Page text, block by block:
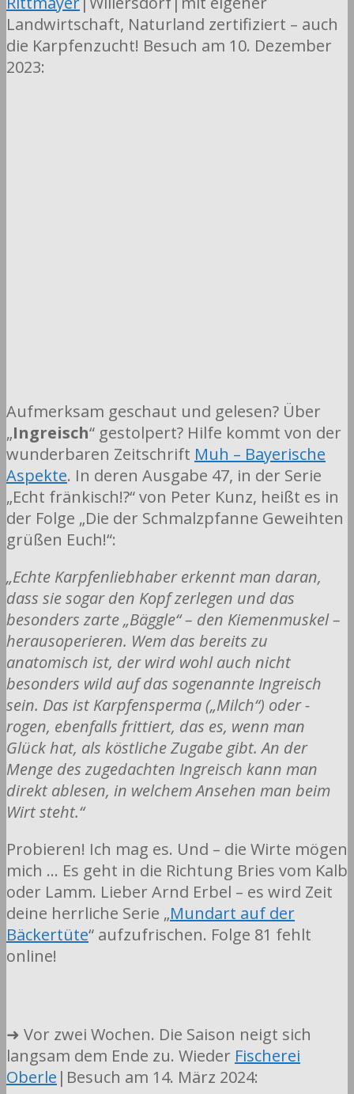
Landwirtschaft, Naturland zertifiziert – auch
die Karpfenzucht! Besuch am 10. Dezember
2023:
Aufmerksam geschaut und gelesen? Über
„Ingreisch“ gestolpert? Hilfe kommt von der
wunderbaren Zeitschrift Muh – Bayerische
Aspekte. In deren Ausgabe 47, in der Serie
„Echt fränkisch!?“ von Peter Kunz, heißt es in
der Folge „Die der Schmalzpfanne Geweihten
grüßen Euch!“:
„Echte Karpfenliebhaber erkennt man daran,
dass sie sogar den Kopf zerlegen und das
besonders zarte „Bäggle“ – den Kiemenmuskel –
herausoperieren. Wem das bereits zu
anatomisch ist, der wird wohl auch nicht
besonders wild auf das sogenannte Ingreisch
sein. Das ist Karpfensperma („Milch“) oder -
rogen, ebenfalls frittiert, das es, wenn man
Glück hat, als köstliche Zugabe gibt. An der
Menge des zugedachten Ingreisch kann man
direkt ablesen, in welchem Ansehen man beim
Wirt steht.“
Probieren! Ich mag es. Und – die Wirte mögen
mich … Es geht in die Richtung Bries vom Kalb
oder Lamm. Lieber Arnd Erbel – es wird Zeit
deine herrliche Serie „Mundart auf der
Bäckertüte“ aufzufrischen. Folge 81 fehlt
online!
➜ Vor zwei Wochen. Die Saison neigt sich
langsam dem Ende zu. Wieder Fischerei
Oberle |Besuch am 14. März 2024: